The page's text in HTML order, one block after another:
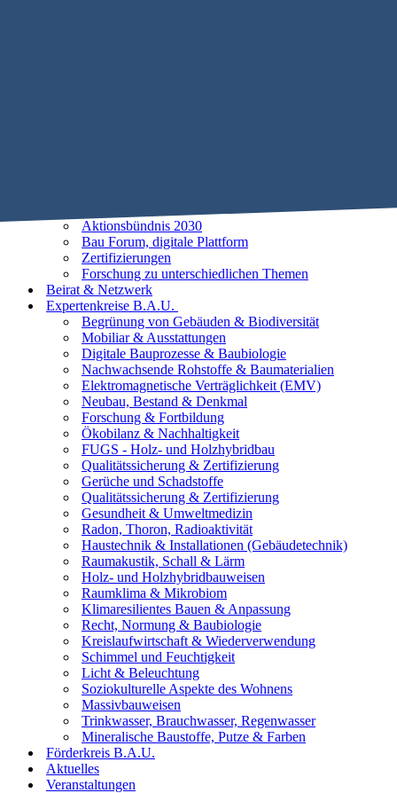
Aktionsbündnis 2030
Bau Forum, digitale Plattform
Zertifizierungen
Forschung zu unterschiedlichen Themen
Beirat & Netzwerk
Expertenkreise B.A.U.
Begrünung von Gebäuden & Biodiversität
Mobiliar & Ausstattungen
Digitale Bauprozesse & Baubiologie
Nachwachsende Rohstoffe & Baumaterialien
Elektromagnetische Verträglichkeit (EMV)
Neubau, Bestand & Denkmal
Forschung & Fortbildung
Ökobilanz & Nachhaltigkeit
FUGS - Holz- und Holzhybridbau
Qualitätssicherung & Zertifizierung
Gerüche und Schadstoffe
Qualitätssicherung & Zertifizierung
Gesundheit & Umweltmedizin
Radon, Thoron, Radioaktivität
Haustechnik & Installationen (Gebäudetechnik)
Raumakustik, Schall & Lärm
Holz- und Holzhybridbauweisen
Raumklima & Mikrobiom
Klimaresilientes Bauen & Anpassung
Recht, Normung & Baubiologie
Kreislaufwirtschaft & Wiederverwendung
Schimmel und Feuchtigkeit
Licht & Beleuchtung
Soziokulturelle Aspekte des Wohnens
Massivbauweisen
Trinkwasser, Brauchwasser, Regenwasser
Mineralische Baustoffe, Putze & Farben
Förderkreis B.A.U.
Aktuelles
Veranstaltungen